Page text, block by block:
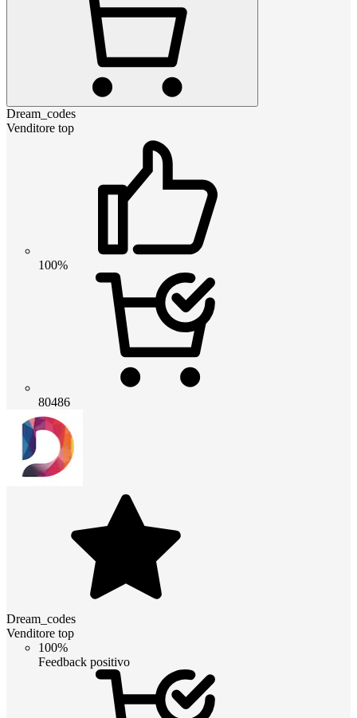
Dream_codes
Venditore top
100%
80486
Dream_codes
Venditore top
100%
Feedback positivo